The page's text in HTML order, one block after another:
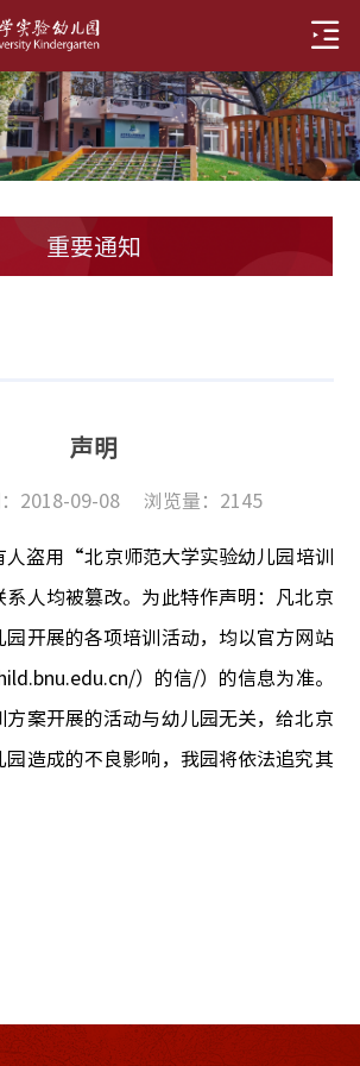
重要通知
声明
2018-09-08 浏览量： 2145
人盗用“北京师范大学实验幼儿园培训
人均被篡改。为此特作声明：凡北京
园开展的各项培训活动，均以官方网站
）的信/）的信息为准。
方案开展的活动与幼儿园无关，给北京
园造成的不良影响，我园将依法追究其